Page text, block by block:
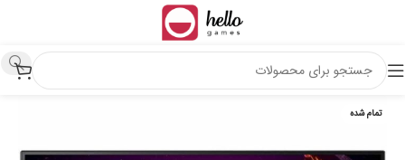
تمام شده